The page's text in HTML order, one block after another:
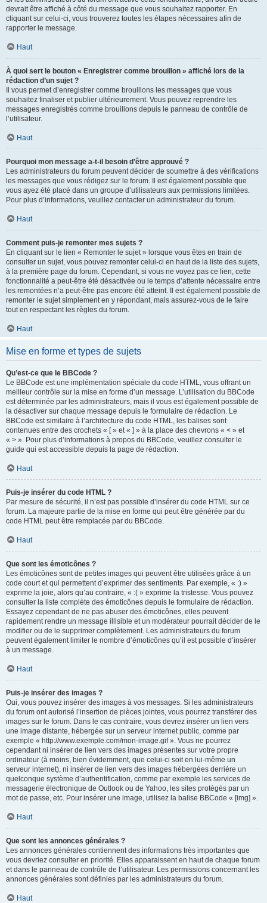
devrait être affiché à côté du message que vous souhaitez rapporter. En
cliquant sur celui-ci, vous trouverez toutes les étapes nécessaires afin de
rapporter le message.
Haut
À quoi sert le bouton « Enregistrer comme brouillon » affiché lors de la
rédaction d’un sujet ?
Il vous permet d’enregistrer comme brouillons les messages que vous
souhaitez finaliser et publier ultérieurement. Vous pouvez reprendre les
messages enregistrés comme brouillons depuis le panneau de contrôle de
l’utilisateur.
Haut
Pourquoi mon message a-t-il besoin d’être approuvé ?
Les administrateurs du forum peuvent décider de soumettre à des vérifications
les messages que vous rédigez sur le forum. Il est également possible que
vous ayez été placé dans un groupe d’utilisateurs aux permissions limitées.
Pour plus d’informations, veuillez contacter un administrateur du forum.
Haut
Comment puis-je remonter mes sujets ?
En cliquant sur le lien « Remonter le sujet » lorsque vous êtes en train de
consulter un sujet, vous pouvez remonter celui-ci en haut de la liste des sujets,
à la première page du forum. Cependant, si vous ne voyez pas ce lien, cette
fonctionnalité a peut-être été désactivée ou le temps d’attente nécessaire entre
les remontées n’a peut-être pas encore été atteint. Il est également possible de
remonter le sujet simplement en y répondant, mais assurez-vous de le faire
tout en respectant les règles du forum.
Haut
Mise en forme et types de sujets
Qu’est-ce que le BBCode ?
Le BBCode est une implémentation spéciale du code HTML, vous offrant un
meilleur contrôle sur la mise en forme d’un message. L’utilisation du BBCode
est déterminée par les administrateurs, mais il vous est également possible de
la désactiver sur chaque message depuis le formulaire de rédaction. Le
BBCode est similaire à l’architecture du code HTML, les balises sont
contenues entre des crochets « [ » et « ] » à la place des chevrons « < » et
« > ». Pour plus d’informations à propos du BBCode, veuillez consulter le
guide qui est accessible depuis la page de rédaction.
Haut
Puis-je insérer du code HTML ?
Par mesure de sécurité, il n’est pas possible d’insérer du code HTML sur ce
forum. La majeure partie de la mise en forme qui peut être générée par du
code HTML peut être remplacée par du BBCode.
Haut
Que sont les émoticônes ?
Les émoticônes sont de petites images qui peuvent être utilisées grâce à un
code court et qui permettent d’exprimer des sentiments. Par exemple, « :) »
exprime la joie, alors qu’au contraire, « :( » exprime la tristesse. Vous pouvez
consulter la liste complète des émoticônes depuis le formulaire de rédaction.
Essayez cependant de ne pas abuser des émoticônes, elles peuvent
rapidement rendre un message illisible et un modérateur pourrait décider de le
modifier ou de le supprimer complètement. Les administrateurs du forum
peuvent également limiter le nombre d’émoticônes qu’il est possible d’insérer
à un message.
Haut
Puis-je insérer des images ?
Oui, vous pouvez insérer des images à vos messages. Si les administrateurs
du forum ont autorisé l’insertion de pièces jointes, vous pourrez transférer des
images sur le forum. Dans le cas contraire, vous devrez insérer un lien vers
une image distante, hébergée sur un serveur internet public, comme par
exemple « http://www.exemple.com/mon-image.gif ». Vous ne pourrez
cependant ni insérer de lien vers des images présentes sur votre propre
ordinateur (à moins, bien évidemment, que celui-ci soit en lui-même un
serveur internet), ni insérer de lien vers des images hébergées derrière un
quelconque système d’authentification, comme par exemple les services de
messagerie électronique de Outlook ou de Yahoo, les sites protégés par un
mot de passe, etc. Pour insérer une image, utilisez la balise BBCode « [img] ».
Haut
Que sont les annonces générales ?
Les annonces générales contiennent des informations très importantes que
vous devriez consulter en priorité. Elles apparaissent en haut de chaque forum
et dans le panneau de contrôle de l’utilisateur. Les permissions concernant les
annonces générales sont définies par les administrateurs du forum.
Haut